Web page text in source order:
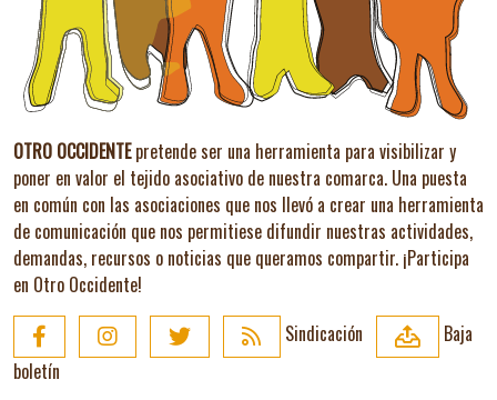
OTRO OCCIDENTEpretende ser una herramienta para visibilizar y
poner en valor el tejido asociativo de nuestra comarca. Una puesta
en común con las asociaciones que nos llevó a crear una herramienta
de comunicación que nos permitiese difundir nuestras actividades,
demandas, recursos o noticias que queramos compartir. ¡Participa
en Otro Occidente!
Sindicación
Baja
boletín